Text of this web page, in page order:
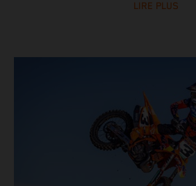
LIRE PLUS